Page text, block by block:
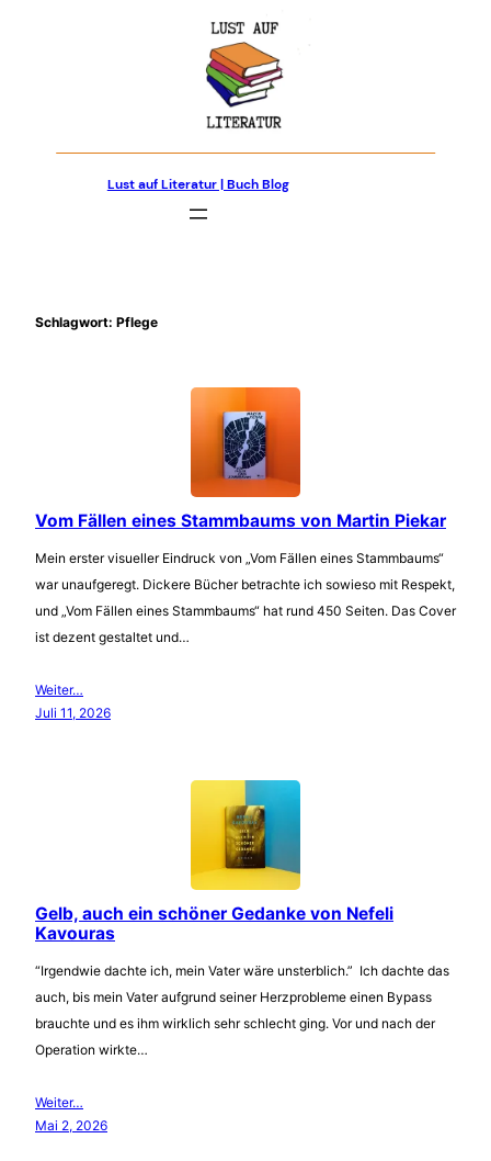
Lust auf Literatur | Buch Blog
Schlagwort: Pflege
Vom Fällen eines Stammbaums von Martin Piekar
Mein erster visueller Eindruck von „Vom Fällen eines Stammbaums“
war unaufgeregt. Dickere Bücher betrachte ich sowieso mit Respekt,
und „Vom Fällen eines Stammbaums“ hat rund 450 Seiten. Das Cover
ist dezent gestaltet und…
Weiter…
Juli 11, 2026
Gelb, auch ein schöner Gedanke von Nefeli
Kavouras
“Irgendwie dachte ich, mein Vater wäre unsterblich.” Ich dachte das
auch, bis mein Vater aufgrund seiner Herzprobleme einen Bypass
brauchte und es ihm wirklich sehr schlecht ging. Vor und nach der
Operation wirkte…
Weiter…
Mai 2, 2026